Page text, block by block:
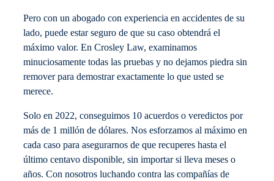
Pero con un abogado con experiencia en accidentes de su
lado, puede estar seguro de que su caso obtendrá el
máximo valor. En Crosley Law, examinamos
minuciosamente todas las pruebas y no dejamos piedra sin
remover para demostrar exactamente lo que usted se
merece.
Solo en 2022, conseguimos 10 acuerdos o veredictos por
más de 1 millón de dólares. Nos esforzamos al máximo en
cada caso para asegurarnos de que recuperes hasta el
último centavo disponible, sin importar si lleva meses o
años. Con nosotros luchando contra las compañías de